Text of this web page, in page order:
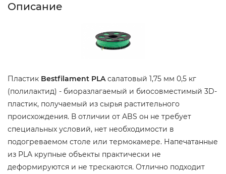
Описание
Пластик Bestfilament PLAсалатовый 1,75 мм 0,5 кг
(полилактид) - биоразлагаемый и биосовместимый 3D-
пластик, получаемый из сырья растительного
происхождения. В отличии от ABS он не требует
специальных условий, нет необходимости в
подогреваемом столе или термокамере. Напечатанные
из PLA крупные объекты практически не
деформируются и не трескаются. Отлично подходит